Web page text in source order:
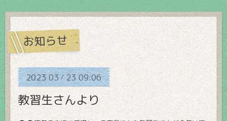
お知らせ
2023 03/23 09:06
教習生さんより